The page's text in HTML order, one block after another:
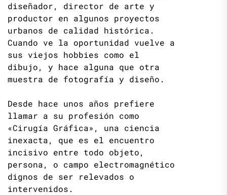
diseñador, director de arte y
productor en algunos proyectos
urbanos de calidad histórica.
Cuando ve la oportunidad vuelve a
sus viejos hobbies como el
dibujo, y hace alguna que otra
muestra de fotografía y diseño.
Desde hace unos años prefiere
llamar a su profesión como
«Cirugía Gráfica», una ciencia
inexacta, que es el encuentro
incisivo entre todo objeto,
persona, o campo electromagnético
dignos de ser relevados o
intervenidos.